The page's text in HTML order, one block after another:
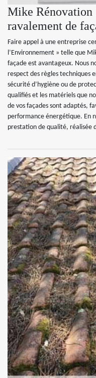
Mike Rénovation
ravalement de
Faire appel à une entreprise
l’Environnement » telle que
façade est avantageux. Nous
respect des règles techniques
sécurité d’hygiène ou de
qualifiés et les matériels que
de vos façades sont adaptés,
performance énergétique. En
prestation de qualité, réalisée